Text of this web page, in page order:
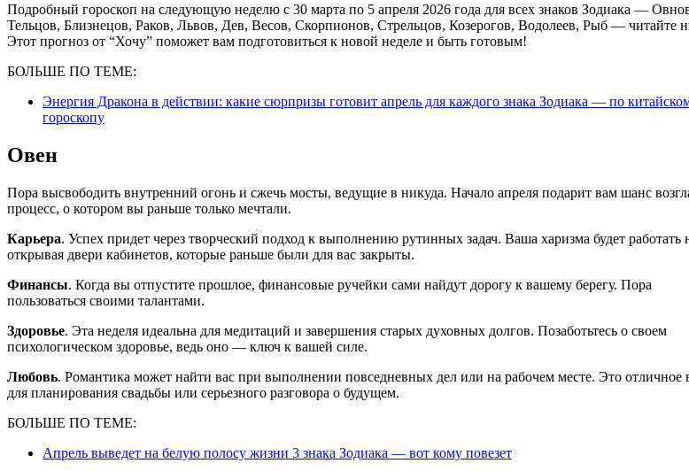
Подробный гороскоп на следующую неделю с 30 марта по 5 апреля 2026 года для всех знаков Зодиака —
Тельцов, Близнецов, Раков, Львов, Дев, Весов, Скорпионов, Стрельцов, Козерогов, Водолеев, Рыб — читайте
Этот прогноз от “Хочу” поможет вам подготовиться к новой неделе и быть готовым!
БОЛЬШЕ ПО ТЕМЕ:
Энергия Дракона в действии: какие сюрпризы готовит апрель для каждого знака Зодиака — по
гороскопу
Овен
Пора высвободить внутренний огонь и сжечь мосты, ведущие в никуда. Начало апреля подарит вам шанс
процесс, о котором вы раньше только мечтали.
Карьера. Успех придет через творческий подход к выполнению рутинных задач. Ваша харизма будет работать
открывая двери кабинетов, которые раньше были для вас закрыты.
Финансы. Когда вы отпустите прошлое, финансовые ручейки сами найдут дорогу к вашему берегу. Пора
пользоваться своими талантами.
Здоровье. Эта неделя идеальна для медитаций и завершения старых духовных долгов. Позаботьтесь о своем
психологическом здоровье, ведь оно — ключ к вашей силе.
Любовь. Романтика может найти вас при выполнении повседневных дел или на рабочем месте. Это отличное
для планирования свадьбы или серьезного разговора о будущем.
БОЛЬШЕ ПО ТЕМЕ:
Апрель выведет на белую полосу жизни 3 знака Зодиака — вот кому повезет